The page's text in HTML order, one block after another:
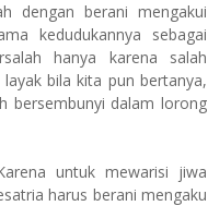
dengan berani mengakui
kedudukannya sebagai
hanya karena salah
bila kita pun bertanya,
bersembunyi dalam lorong
untuk mewarisi jiwa
harus berani mengaku